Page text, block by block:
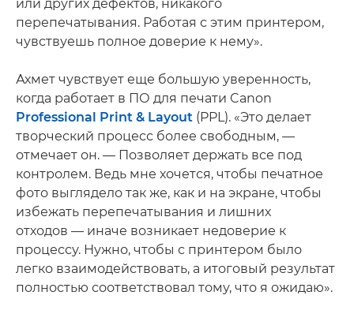
или других дефектов, никакого
перепечатывания. Работая с этим принтером,
чувствуешь полное доверие к нему».
Ахмет чувствует еще большую уверенность,
когда работает в ПО для печати Canon
Professional Print & Layout (PPL). «Это делает
творческий процесс более свободным, —
отмечает он. — Позволяет держать все под
контролем. Ведь мне хочется, чтобы печатное
фото выглядело так же, как и на экране, чтобы
избежать перепечатывания и лишних
отходов — иначе возникает недоверие к
процессу. Нужно, чтобы с принтером было
легко взаимодействовать, а итоговый результат
полностью соответствовал тому, что я ожидаю».